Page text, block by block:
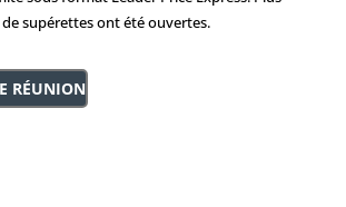
supérettes ont été ouvertes.
RÉUNION